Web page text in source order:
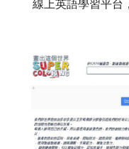
線上英語學習平台